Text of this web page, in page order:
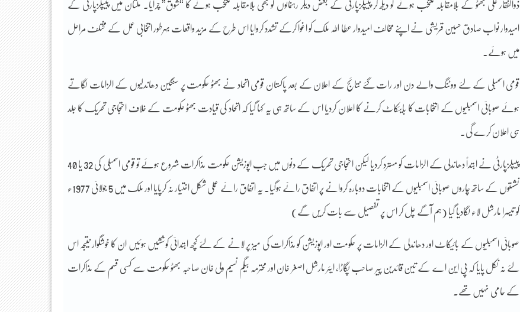
ذوالفقار علی بھٹو کے بلامقابلہ منتخب ہونے کو دیکھ کر پیپلزپارٹی کے بعض دیگر رہنمائوں کو بھی بلامقابلہ منتخب ہونے کا “شوق” چرایا۔ ملتان میں پیپلزپارٹی کے
امیدوار نواب صادق حسین قریشی نے اپنے مخالف امیدوار عطا اللہ ملک کو اغوا کرکے تشدد کروایا اس طرح کے مزید واقعات بہرطور انتخابی عمل کے مختلف مراحل
میں ہوئے۔
قومی اسمبلی کے لئے ووٹنگ والے دن اور رات گئے نتائج کے اعلان کے بعد پاکستان قومی اتحاد نے بھٹو حکومت پر سنگین دھاندلیوں کے الزامات لگاتے
ہوئے صوبائی اسمبلیوں کے انتخابات کا بایئکاٹ کرنے کا اعلان کردیا اس کے ساتھ ہی یہ کہا گیا کہ اتحاد کی قیادت بھٹو حکومت کے خلاف احتجاجی تحریک کا جلد
ہی اعلان کرے گی۔
پیپلزپارٹی نے ابتداً دھاندلی کے الزامات کو مسترد کردیا لیکن احتجاجی تحریک کے دنوں میں جب اپوزیشن حکومت مذاکرات شروع ہوئے تو قومی اسمبلی کی 32 یا 40
نشستوں کے ساتھ چاروں صوبائی اسمبلیوں کے انتخابات دوبارہ کروانے پر اتفاق رائے ہوگیا۔ یہ اتفاق رائے عملی شکل اختیار نہ کرپایا اور ملک میں 5 جولائی 1977ء
کو تیسرا مارشل لاء لگادیا گیا (ہم آگے چل کر اس پر تفصیل سے بات کریں گے)
صوبائی اسمبلیوں کے بائیکاٹ اور دھاندلی کے الزامات پر حکومت اور اپوزیشن کو مذاکرات کی میز پر لانے کے لئے کچھ ابتدائی کوششیں ہوئیں ان کا خوشگوار نتیجہ اس
لئے نہ نکل پایا کہ پی این اے کے تین قائدین پیر صاحب پگاڑا، ایئر مارشل اصغر خان اور محترمہ بیگم نسیم ولی خان صاحبہ بھٹو حکومت سے کسی قسم کے مذاکرات
کے حامی نہیں تھے۔